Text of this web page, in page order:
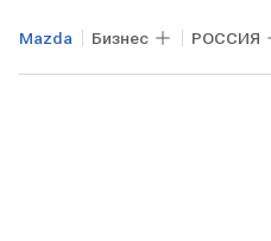
Mazda Бизнес РОССИЯ
КИРГИЗИЯ БЕЛОРУССИЯ